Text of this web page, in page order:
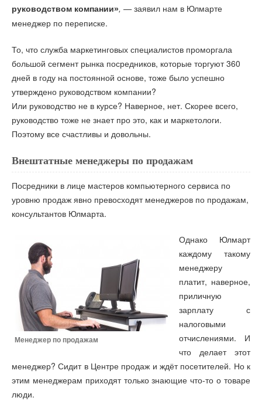
руководством компании», —заявил нам в Юлмарте
менеджер по переписке.
То, что служба маркетинговых специалистов проморгала
большой сегмент рынка посредников, которые торгуют 360
дней в году на постоянной основе, тоже было успешно
утверждено руководством компании?
Или руководство не в курсе? Наверное, нет. Скорее всего,
руководство тоже не знает про это, как и маркетологи.
Поэтому все счастливы и довольны.
Внештатные менеджеры по продажам
Посредники в лице мастеров компьютерного сервиса по
уровню продаж явно превосходят менеджеров по продажам,
консультантов Юлмарта.
Менеджер по продажам
Однако Юлмарт
каждому такому
менеджеру
платит, наверное,
приличную
зарплату с
налоговыми
отчислениями. И
что делает этот
менеджер? Сидит в Центре продаж и ждёт посетителей. Но к
этим менеджерам приходят только знающие что-то о товаре
люди.